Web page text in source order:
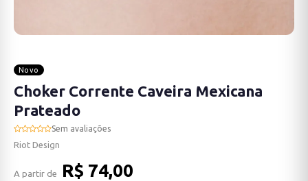
Novo
Choker Corrente Caveira Mexicana
Prateado
Sem avaliações
Riot Design
A partir de R$ 74,00